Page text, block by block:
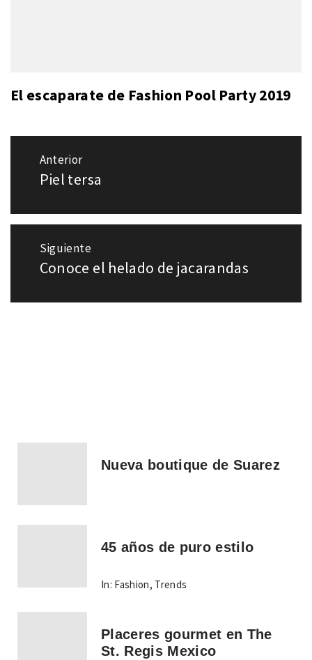
El escaparate de Fashion Pool Party 2019
Navegación
Anterior
Entrada
Piel tersa
Siguiente
Entrada
Conoce el helado de jacarandas
Nueva boutique de Suarez
45 años de puro estilo
In: Fashion, Trends
Placeres gourmet en The
St. Regis Mexico